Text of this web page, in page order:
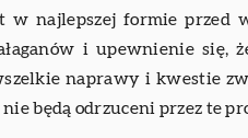
w najlepszej formie przed
i upewnienie się,
naprawy i kwestie
będą odrzuceni przez te